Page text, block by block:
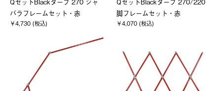
バラフレームセット・赤
￥4,730 (税込)
脚フレームセット・赤
￥4,070 (税込)